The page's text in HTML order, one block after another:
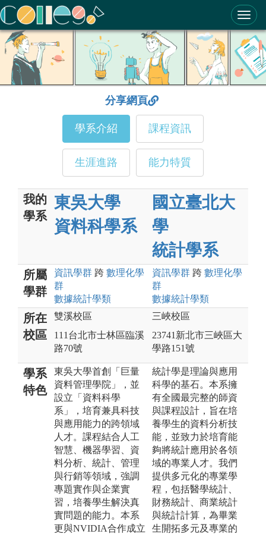
ColleGo! 大學選才與高中育才輔助系統
分享網頁
學系介紹 課程資訊
生涯進路 能力特質
我的
學系
東吳大學
資料科學系
國立臺北大
學
統計學系
所屬
學群
資訊學群 跨 數理化學
群
數據統計學類
資訊學群 跨 數理化學
群
數據統計學類
所在
校區
雙溪校區
111台北市士林區臨溪
路70號
三峽校區
23741新北市三峽區大
學路151號
學系
特色
東吳大學首創「巨量
資料管理學院」，並
設立「資料科學
系」，培育兼具科技
與應用能力的跨領域
人才。課程結合人工
智慧、機器學習、資
料分析、統計、管理
與行銷等領域，強調
專題實作與企業實
習，培養學生解決真
實問題的能力。本系
更與NVIDIA合作成立
統計學是理論與應用
科學的基石。本系擁
有全國最完整的師資
與課程設計，旨在培
養學生的資料分析技
能，並致力於培育能
夠將統計應用於各領
域的專業人才。我們
提供多元化的專業學
程，包括醫學統計、
財務統計、商業統計
與統計計算，為畢業
生開拓多元及專業的